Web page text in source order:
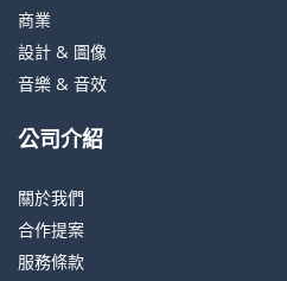
商業
設計 & 圖像
音樂 & 音效
公司介紹
關於我們
合作提案
服務條款